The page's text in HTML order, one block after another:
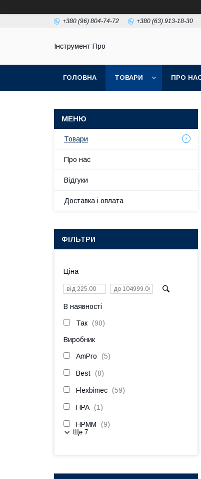
+380 (96) 804-74-72 +380 (63) 913-18-30
Інструмент Про
ГОЛОВНА ТОВАРИ ПРО
Товари
Про нас
Відгуки
Доставка і оплата
ФІЛЬТРИ
Ціна
В наявності
Так 90
Виробник
AmPro 5
Best 8
Flexbimec 59
HPA 1
HPMM 9
Ще 7